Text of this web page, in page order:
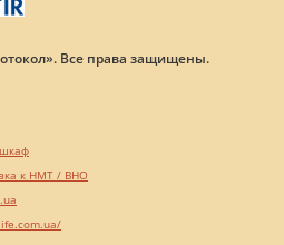
Все права защищены.
к НМТ / ВНО